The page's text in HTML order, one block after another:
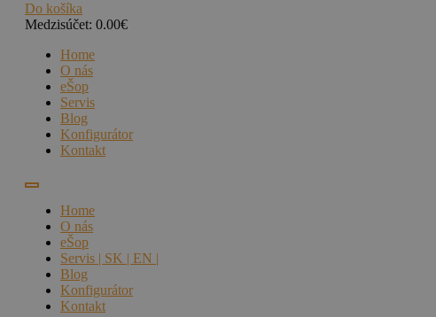
Do košíka
Medzisúčet: 0.00€
Home
O nás
eŠop
Servis
Blog
Konfigurátor
Kontakt
Home
O nás
eŠop
Servis | SK | EN |
Blog
Konfigurátor
Kontakt